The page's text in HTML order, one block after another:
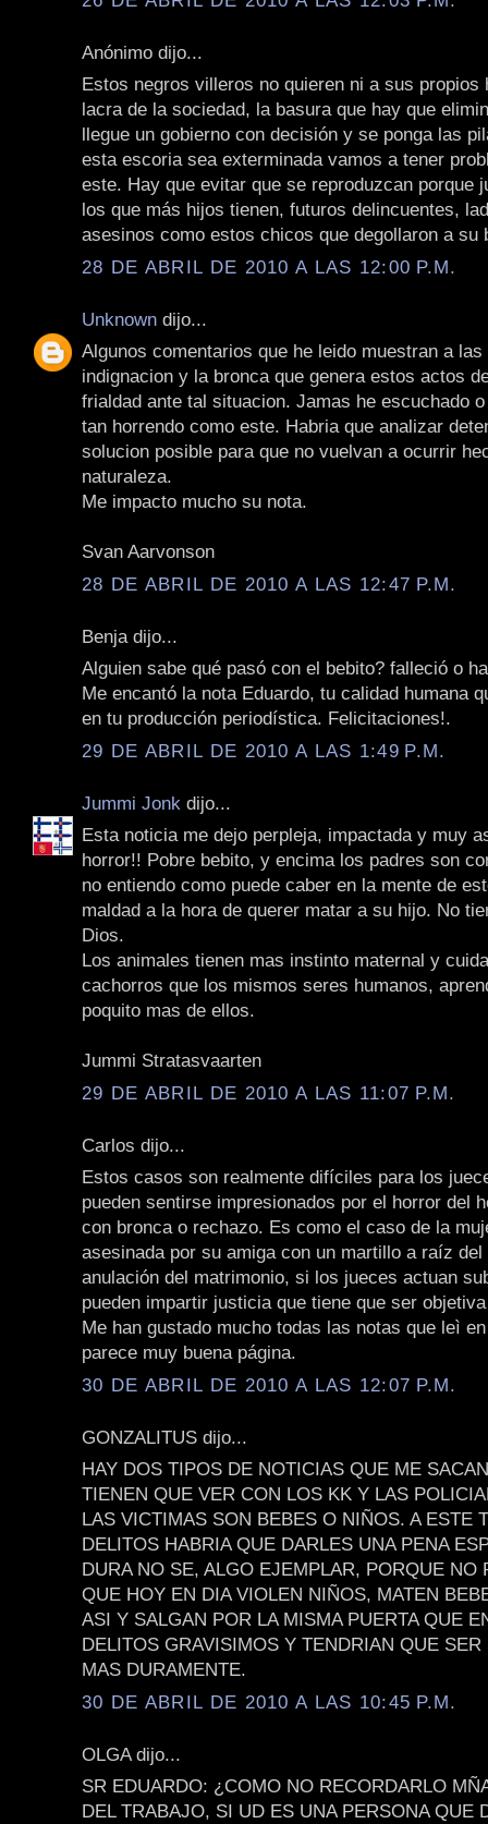
Anónimo dijo...
Estos negros villeros no quieren ni a sus propios
lacra de la sociedad, la basura que hay que
llegue un gobierno con decisión y se ponga las
esta escoria sea exterminada vamos a tener
este. Hay que evitar que se reproduzcan porque
los que más hijos tienen, futuros delincuentes,
asesinos como estos chicos que degollaron a su
28 DE ABRIL DE 2010 A LAS 12:00 P.M.
Unknown dijo...
Algunos comentarios que he leido muestran a
indignacion y la bronca que genera estos actos
frialdad ante tal situacion. Jamas he escuchado
tan horrendo como este. Habria que analizar
solucion posible para que no vuelvan a ocurrir
naturaleza.
Me impacto mucho su nota.
Svan Aarvonson
28 DE ABRIL DE 2010 A LAS 12:47 P.M.
Benja dijo...
Alguien sabe qué pasó con el bebito? falleció o
Me encantó la nota Eduardo, tu calidad humana
en tu producción periodística. Felicitaciones!.
29 DE ABRIL DE 2010 A LAS 1:49 P.M.
Jummi Jonk dijo...
Esta noticia me dejo perpleja, impactada y muy
horror!! Pobre bebito, y encima los padres son
no entiendo como puede caber en la mente de
maldad a la hora de querer matar a su hijo. No
Dios.
Los animales tienen mas instinto maternal y
cachorros que los mismos seres humanos,
poquito mas de ellos.
Jummi Stratasvaarten
29 DE ABRIL DE 2010 A LAS 11:07 P.M.
Carlos dijo...
Estos casos son realmente difíciles para los
pueden sentirse impresionados por el horror del
con bronca o rechazo. Es como el caso de la
asesinada por su amiga con un martillo a raíz
anulación del matrimonio, si los jueces actuan
pueden impartir justicia que tiene que ser
Me han gustado mucho todas las notas que leì
parece muy buena página.
30 DE ABRIL DE 2010 A LAS 12:07 P.M.
GONZALITUS dijo...
HAY DOS TIPOS DE NOTICIAS QUE ME
TIENEN QUE VER CON LOS KK Y LAS
LAS VICTIMAS SON BEBES O NIÑOS. A ESTE
DELITOS HABRIA QUE DARLES UNA PENA
DURA NO SE, ALGO EJEMPLAR, PORQUE NO
QUE HOY EN DIA VIOLEN NIÑOS, MATEN
ASI Y SALGAN POR LA MISMA PUERTA QUE
DELITOS GRAVISIMOS Y TENDRIAN QUE
MAS DURAMENTE.
30 DE ABRIL DE 2010 A LAS 10:45 P.M.
OLGA dijo...
SR EDUARDO: ¿COMO NO RECORDARLO
DEL TRABAJO, SI UD ES UNA PERSONA QUE